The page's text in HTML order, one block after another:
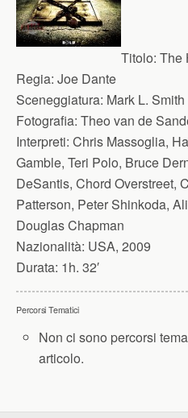
Titolo: The
Regia: Joe Dante
Sceneggiatura: Mark L. Smith
Fotografia: Theo van de
Interpreti: Chris Massoglia,
Gamble, Teri Polo, Bruce
DeSantis, Chord Overstreet,
Patterson, Peter Shinkoda,
Douglas Chapman
Nazionalità: USA, 2009
Durata: 1h. 32′
Percorsi Tematici
Non ci sono percorsi
articolo.